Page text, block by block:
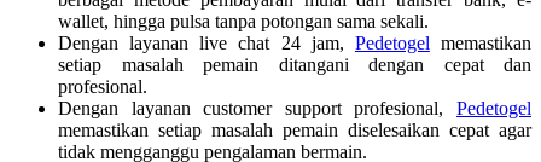
wallet, hingga pulsa tanpa potongan sama sekali.
Dengan layanan live chat 24 jam, Pedetogel memastikan
setiap masalah pemain ditangani dengan cepat dan
profesional.
Dengan layanan customer support profesional, Pedetogel
memastikan setiap masalah pemain diselesaikan cepat agar
tidak mengganggu pengalaman bermain.